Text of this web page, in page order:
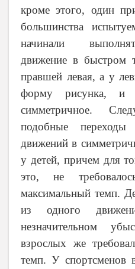
кроме этого, один
большинства
начинали
движение в быстром
правшей левая, а у
форму рисунка, и
симметричное.
подобные
движений в
у детей, причем для
это, не
максимальный темп.
из одного
незначительном
взрослых же
темп. У спортсменов